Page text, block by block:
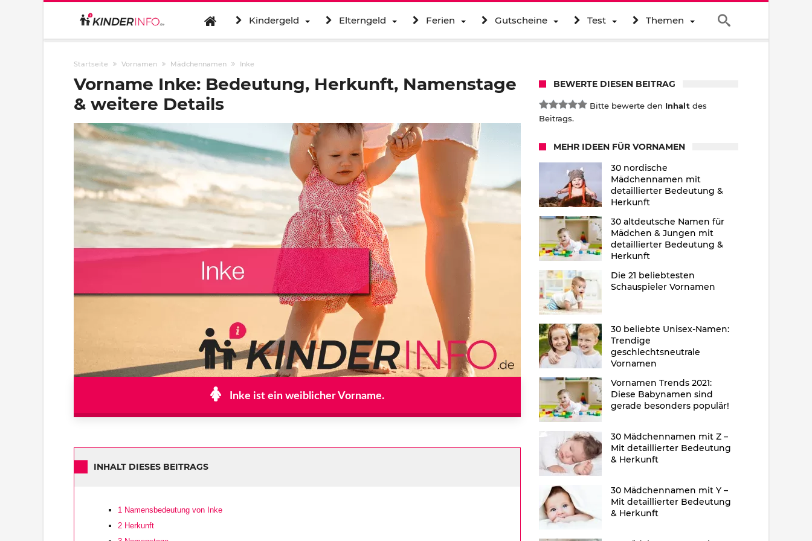
Kindergeld Elterngeld Ferien Gutscheine Test Themen
Startseite Vornamen Mädchennamen Inke
Vorname Inke: Bedeutung, Herkunft, Namenstage
& weitere Details
Inke ist ein weiblicher Vorname.
INHALT DIESES BEITRAGS
1 Namensbedeutung von Inke
2 Herkunft
BEWERTE DIESEN BEITRAG
Bitte bewerte den Inhalt des
Beitrags.
MEHR IDEEN FÜR VORNAMEN
30 nordische
Mädchennamen mit
detaillierter Bedeutung &
Herkunft
30 altdeutsche Namen für
Mädchen & Jungen mit
detaillierter Bedeutung &
Herkunft
Die 21 beliebtesten
Schauspieler Vornamen
30 beliebte Unisex-Namen:
Trendige
geschlechtsneutrale
Vornamen
Vornamen Trends 2021:
Diese Babynamen sind
gerade besonders populär!
30 Mädchennamen mit Z –
Mit detaillierter Bedeutung
& Herkunft
30 Mädchennamen mit Y –
Mit detaillierter Bedeutung
& Herkunft